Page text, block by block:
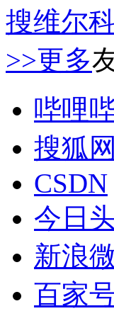
搜维尔
>>更多
哔哩
搜狐网
CSDN
今日
新浪
百家